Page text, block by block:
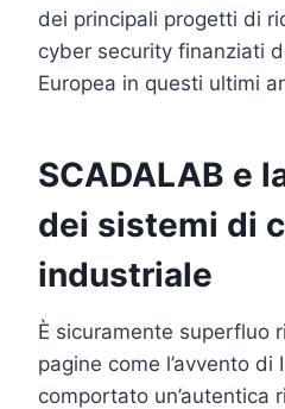
dei principali progetti di
cyber security finanziati
Europea in questi ultimi
SCADALAB e
dei sistemi di
industriale
È sicuramente superfluo
pagine come l’avvento di
comportato un’autentica